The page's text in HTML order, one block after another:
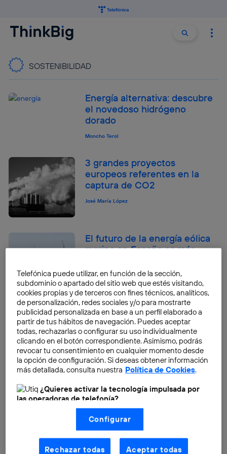
Buscar
SOSTENIBILIDAD
Energía alternativa: descubre
el novedoso hidrógeno
dorado
Moncho Terol
3 grandes proyectos
europeos referentes en la
captura de CO2
José María López
El futuro de la energía eólica
marina en España es más
José María López
5 consejos prácticos para
reducir la huella de carbono
Moncho Terol
Paneles solares: cuál es su
dicen los expertos
¿Qué es la sostenibilidad?
Félix Palazuelos
Telefónica puede utilizar, en función de la sección,
subdominio o apartado del sitio web que estés visitando,
cookies propias y de terceros con fines técnicos, analíticos,
de personalización, redes sociales y/o para mostrarte
publicidad personalizada en base a un perfil elaborado a
partir de tus hábitos de navegación. Puedes aceptar
todas, rechazarlas o configurar su uso individualmente
clicando en el botón correspondiente. Asimismo, podrás
revocar tu consentimiento en cualquier momento desde
la opción de configuración. Si deseas obtener información
más detallada, consulta nuestra Política de Cookies.
¿Quieres activar la tecnología impulsada por
las operadoras de telefonía?
Nosotros, Telefónica S.A., utilizamos la tecnología Utiq para
realizar nuestras acciones de marketing digital o análisis
(como se describe en este aviso de consentimiento)
basadas en tu navegación en nuestra(s) web(s)
aquí(solo cuando utilizas una conexión a
Configurar
Rechazar todas Aceptar todas